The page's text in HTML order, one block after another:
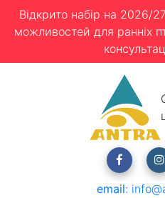
Відкрито набір на 2026/
можливостей для ранніх
email: